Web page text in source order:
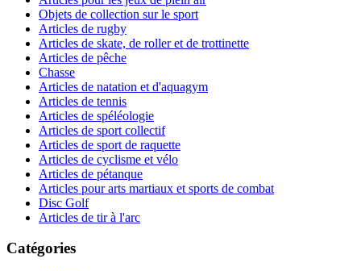
Objets de collection sur le sport
Articles de rugby
Articles de skate, de roller et de trottinette
Articles de pêche
Chasse
Articles de natation et d'aquagym
Articles de tennis
Articles de spéléologie
Articles de sport collectif
Articles de sport de raquette
Articles de cyclisme et vélo
Articles de pétanque
Articles pour arts martiaux et sports de combat
Disc Golf
Articles de tir à l'arc
Catégories